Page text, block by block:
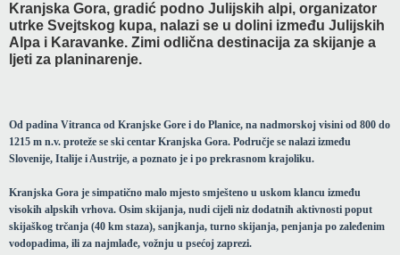
Kranjska Gora, gradić podno Julijskih alpi, organizator
utrke Svejtskog kupa, nalazi se u dolini između Julijskih
Alpa i Karavanke. Zimi odlična destinacija za skijanje a
ljeti za planinarenje.
Od padina Vitranca od Kranjske Gore i do Planice, na nadmorskoj visini od 800 do
1215 m n.v. proteže se ski centar Kranjska Gora. Područje se nalazi između
Slovenije, Italije i Austrije, a poznato je i po prekrasnom krajoliku.
Kranjska Gora je simpatično malo mjesto smješteno u uskom klancu između
visokih alpskih vrhova. Osim skijanja, nudi cijeli niz dodatnih aktivnosti poput
skijaškog trčanja (40 km staza), sanjkanja, turno skijanja, penjanja po zaleđenim
vodopadima, ili za najmlađe, vožnju u psećoj zaprezi.